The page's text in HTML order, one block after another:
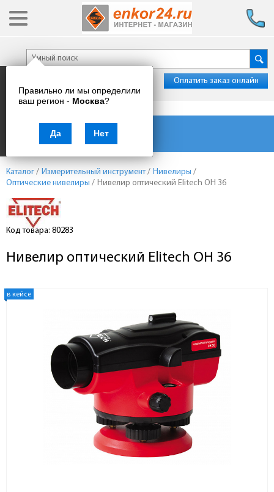
Правильно ли мы определили
ваш регион - Москва?
Да Нет
Оплатить заказ онлайн
Каталог товаров
Каталог / Измерительный инструмент/ Нивелиры /
Оптические нивелиры / Нивелир оптический Elitech ОН 36
Код товара: 80283
Нивелир оптический Elitech ОН 36
в кейсе